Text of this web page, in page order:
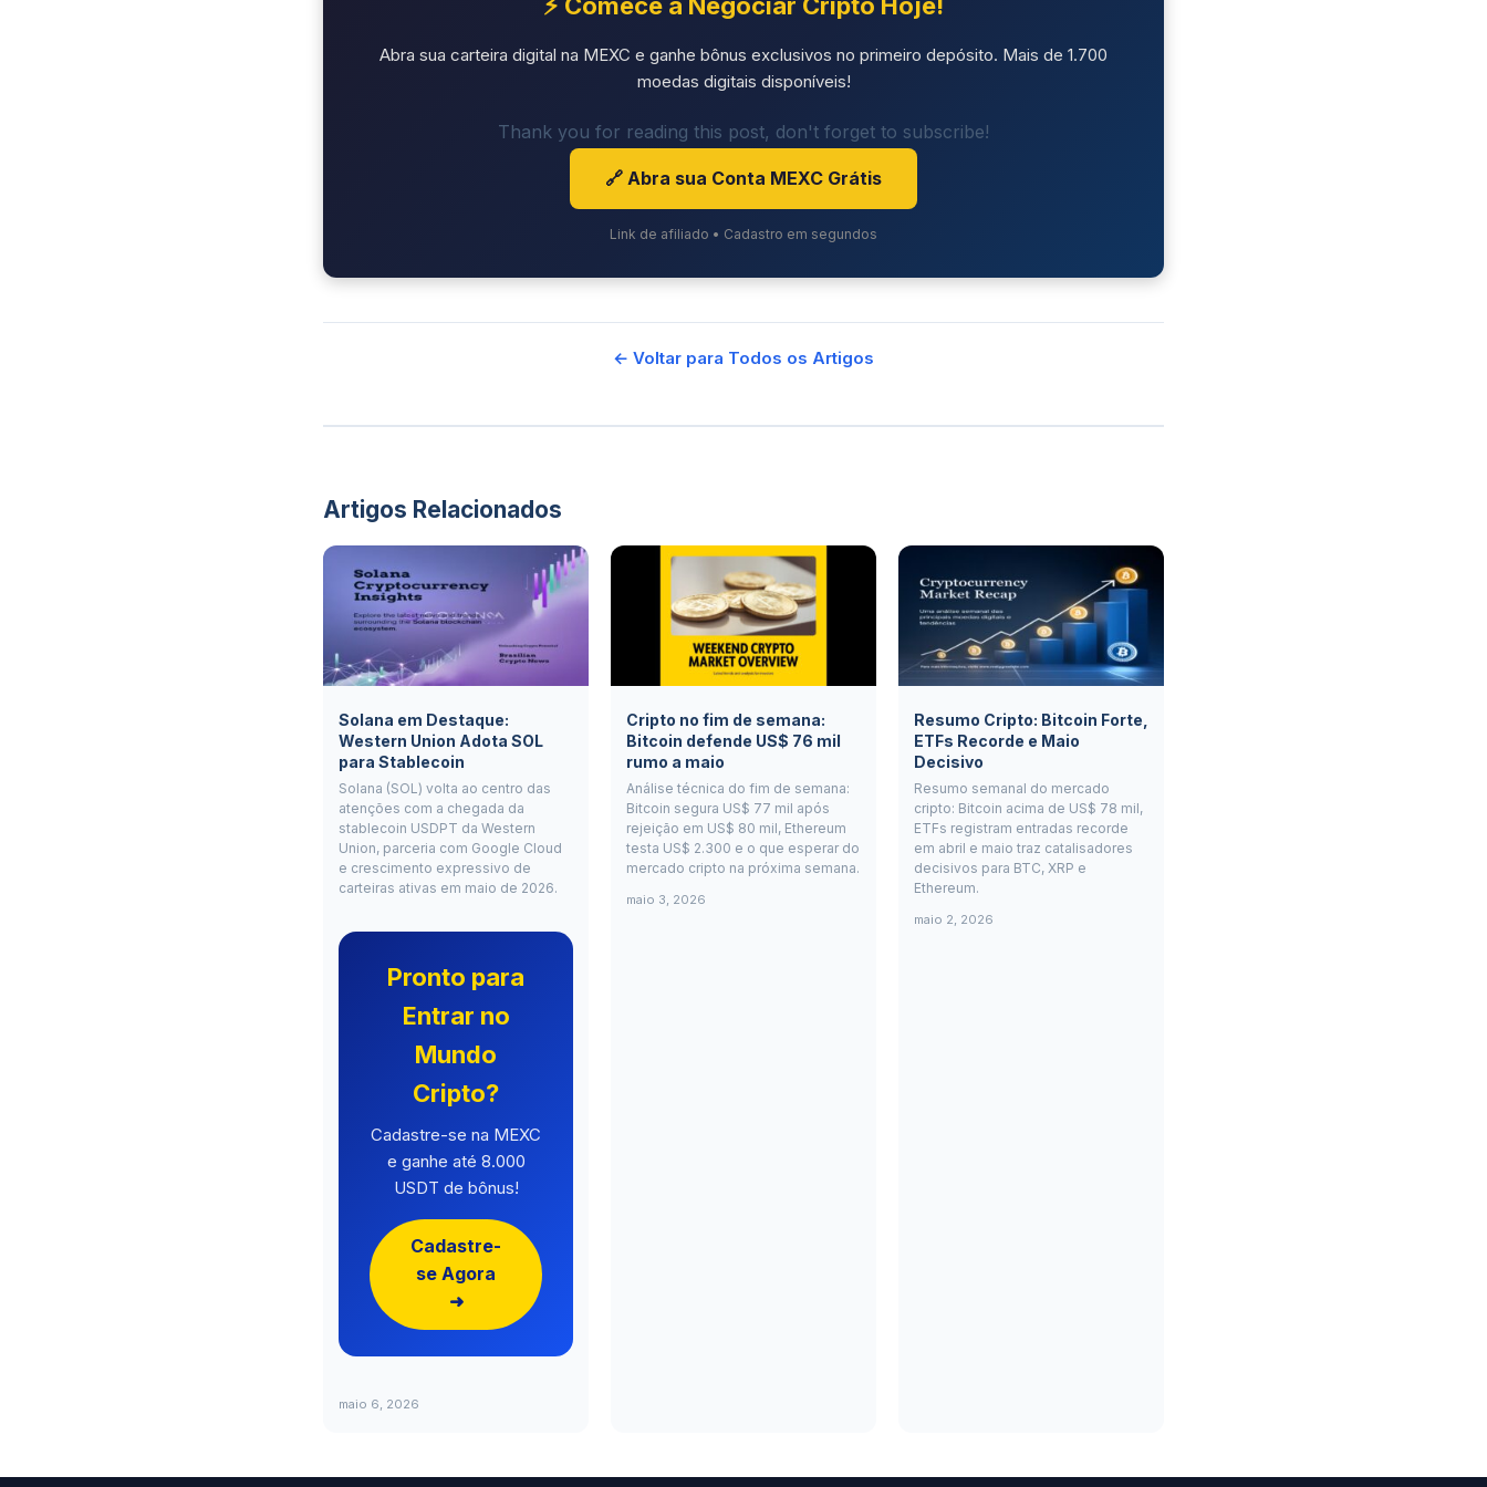
⚡ Comece a Negociar Cripto Hoje!
Abra sua carteira digital na MEXC e ganhe bônus exclusivos no primeiro depósito. Mais de 1.700
moedas digitais disponíveis!
Thank you for reading this post, don't forget to subscribe!
🔗 Abra sua Conta MEXC Grátis
Link de afiliado • Cadastro em segundos
← Voltar para Todos os Artigos
Artigos Relacionados
Solana em Destaque:
Western Union Adota SOL
para Stablecoin
Solana (SOL) volta ao centro das
atenções com a chegada da
stablecoin USDPT da Western
Union, parceria com Google Cloud
e crescimento expressivo de
carteiras ativas em maio de 2026.
Pronto para
Entrar no
Mundo
Cripto?
Cadastre-se na MEXC
e ganhe até 8.000
USDT de bônus!
Cadastre-
se Agora
➜
maio 6, 2026
Cripto no fim de semana:
Bitcoin defende US$ 76 mil
rumo a maio
Análise técnica do fim de semana:
Bitcoin segura US$ 77 mil após
rejeição em US$ 80 mil, Ethereum
testa US$ 2.300 e o que esperar do
mercado cripto na próxima semana.
maio 3, 2026
Resumo Cripto: Bitcoin Forte,
ETFs Recorde e Maio
Decisivo
Resumo semanal do mercado
cripto: Bitcoin acima de US$ 78 mil,
ETFs registram entradas recorde
em abril e maio traz catalisadores
decisivos para BTC, XRP e
Ethereum.
maio 2, 2026